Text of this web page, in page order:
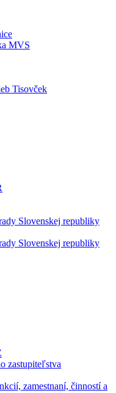
MVS
Tisovček
Slovenskej republiky
Slovenskej republiky
zastupiteľstva
zamestnaní, činností a